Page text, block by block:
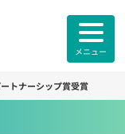
メニュー
トナーシップ賞受賞